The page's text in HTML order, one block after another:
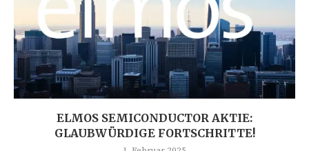
ELMOS SEMICONDUCTOR AKTIE:
GLAUBWÜRDIGE FORTSCHRITTE!